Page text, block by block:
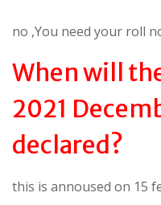
no ,You need your roll
When will
2021
declared?
this is annoused on 15